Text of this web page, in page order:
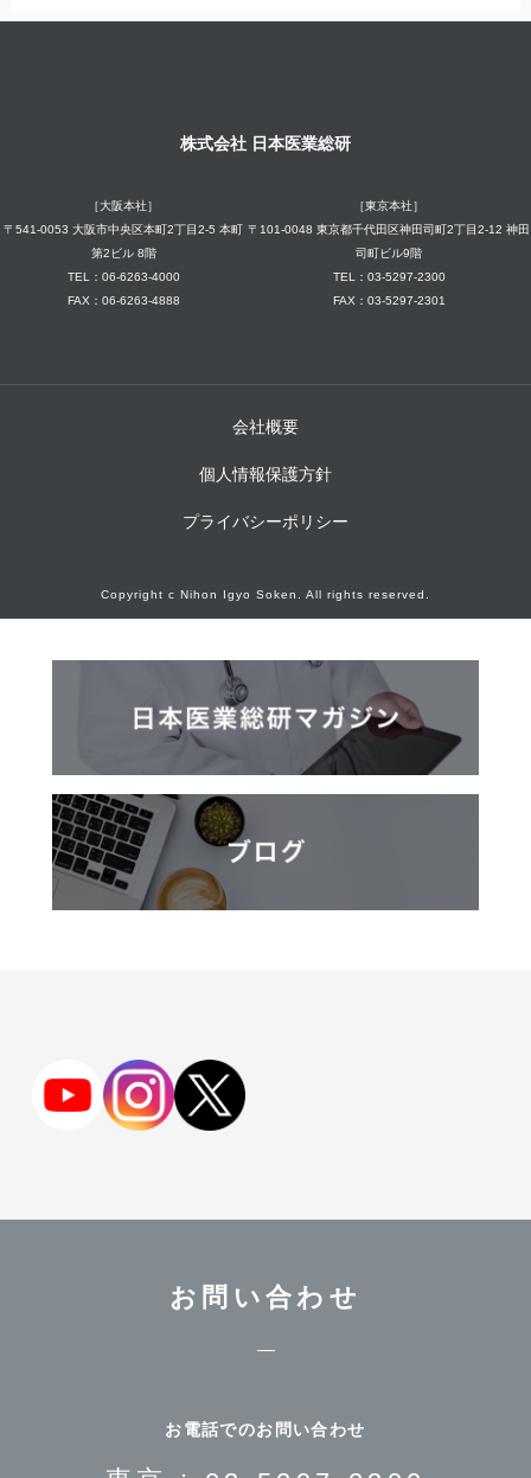
株式会社 日本医業総研
［大阪本社］
〒541-0053 大阪市中央区本町2丁目2-5 本町
第2ビル 8階
TEL：06-6263-4000
FAX：06-6263-4888
［東京本社］
〒101-0048 東京都千代田区神田司町2丁目2-12 神田
司町ビル9階
TEL：03-5297-2300
FAX：03-5297-2301
会社概要
個人情報保護方針
プライバシーポリシー
Copyright c Nihon Igyo Soken. All rights reserved.
お問い合わせ
お電話でのお問い合わせ